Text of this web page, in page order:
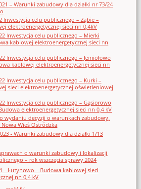
– Warunki zabudowy dla działki nr 73/24
Inwestycja celu publicznego – Ząbie –
elektroenergetycznej sieci nn 0,4kV
Inwestycja celu publicznego – Mierki
kablowej elektroenergetycznej sieci nn
Inwestycja celu publicznego – Jemiołowo
kablowej elektroenergetycznej sieci nn
Inwestycja celu publicznego – Kurki –
sieci elektroenergetycznej oświetleniowej
Inwestycja celu publicznego – Gąsiorowo
elektroenergetycznej sieci nn 0,4 kV
wydaniu decyzji o warunkach zabudowy,
Wieś Ostródzka
- Warunki zabudowy dla działki 1/13
o warunki zabudowy i lokalizacji
– rok wszczęcia sprawy 2024
– Łutynowo – Budowa kablowej sieci
nn 0,4 kV